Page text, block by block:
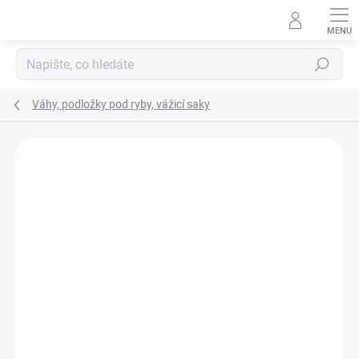
Hledat
Váhy, podložky pod ryby, vážicí saky